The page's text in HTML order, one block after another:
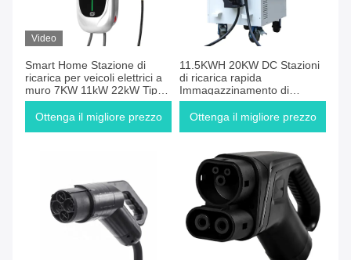
Video
Smart Home Stazione di
ricarica per veicoli elettrici a
muro 7KW 11kW 22kW Tipo
1 Tipo 2 Stazione di ricarica
per veicoli elettrici con app /
Ottenga il migliore prezzo
11.5KWH 20KW DC Stazioni
di ricarica rapida
Immagazzinamento di
energia mobile
Elettrodomestici
Ottenga il migliore prezzo